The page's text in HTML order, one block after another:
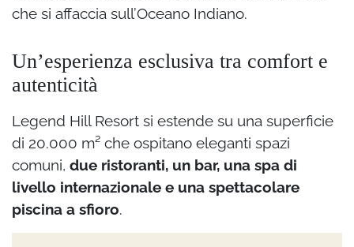
che si affaccia sull’Oceano Indiano.
Un’esperienza esclusiva tra comfort e
autenticità
Legend Hill Resort si estende su una superficie
di 20.000 m² che ospitano eleganti spazi
comuni, due ristoranti, un bar, una spa di
livello internazionale e una spettacolare
piscina a sfioro.